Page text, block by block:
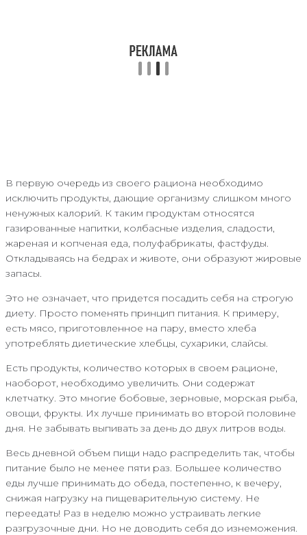
В первую очередь из своего рациона необходимо
исключить продукты, дающие организму слишком много
ненужных калорий. К таким продуктам относятся
газированные напитки, колбасные изделия, сладости,
жареная и копченая еда, полуфабрикаты, фастфуды.
Откладываясь на бедрах и животе, они образуют жировые
запасы.
Это не означает, что придется посадить себя на строгую
диету. Просто поменять принцип питания. К примеру,
есть мясо, приготовленное на пару, вместо хлеба
употреблять диетические хлебцы, сухарики, слайсы.
Есть продукты, количество которых в своем рационе,
наоборот, необходимо увеличить. Они содержат
клетчатку. Это многие бобовые, зерновые, морская рыба,
овощи, фрукты. Их лучше принимать во второй половине
дня. Не забывать выпивать за день до двух литров воды.
Весь дневной объем пищи надо распределить так, чтобы
питание было не менее пяти раз. Большее количество
еды лучше принимать до обеда, постепенно, к вечеру,
снижая нагрузку на пищеварительную систему. Не
переедать! Раз в неделю можно устраивать легкие
разгрузочные дни. Но не доводить себя до изнеможения.